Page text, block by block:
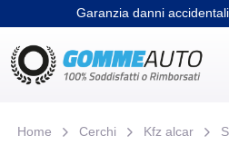
Garanzia danni
Home Cerchi Kfz alcar